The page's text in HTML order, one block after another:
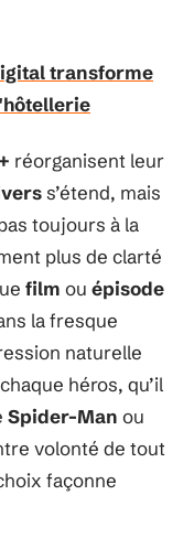
transforme
réorganisent leur
s’étend, mais
toujours à la
plus de clarté
film ou épisode
la fresque
naturelle
héros, qu’il
Spider-Man ou
volonté de tout
façonne